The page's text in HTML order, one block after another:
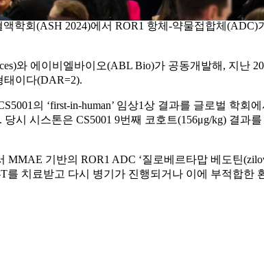
학회(ASH 2024)에서 ROR1 항체-약물접합체
와 에이비엘바이오(ABL Bio)가 공동개발해, 지난
태이다(DAR=2).
의 ‘first-in-human’ 임상1상 결과를 글로벌 학
시 시스톤은 CS5001 9번째 코호트(156μg/kg) 결과
기반의 ROR1 ADC ‘질로베르타맙 베도틴
치료받고 다시 병기가 진행되거나 이에 부적합한